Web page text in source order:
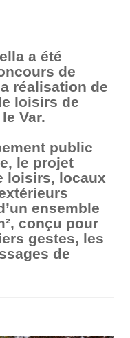
a été
de
réalisation de
loisirs de
Var.
public
le projet
loisirs, locaux
ensemble
conçu pour
gestes, les
de